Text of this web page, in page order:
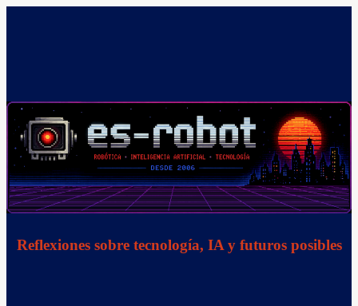
Reflexiones sobre tecnología, IA y futuros posibles